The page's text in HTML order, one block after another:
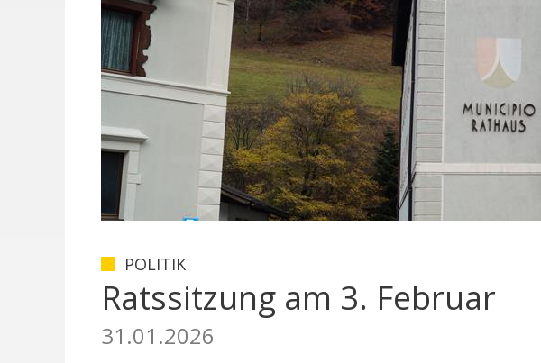
POLITIK
Ratssitzung am 3. Februar
31.01.2026